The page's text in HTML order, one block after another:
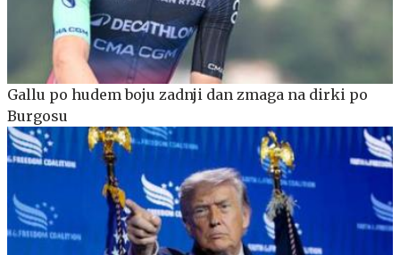
Gallu po hudem boju zadnji dan zmaga na dirki po
Burgosu